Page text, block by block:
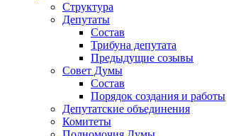
Структура
Депутаты
Состав
Трибуна депутата
Предыдущие созывы
Совет Думы
Состав
Порядок создания и работы
Депутатские объединения
Комитеты